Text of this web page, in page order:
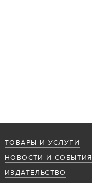
ТОВАРЫ И УСЛУГИ
НОВОСТИ И СОБЫТИЯ
ИЗДАТЕЛЬСТВО